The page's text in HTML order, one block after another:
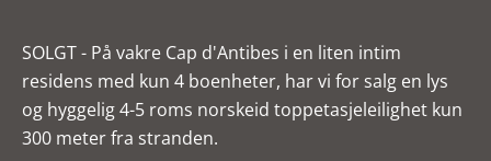
SOLGT - På vakre Cap d'Antibes i en liten intim
residens med kun 4 boenheter, har vi for salg en lys
og hyggelig 4-5 roms norskeid toppetasjeleilighet kun
300 meter fra stranden.